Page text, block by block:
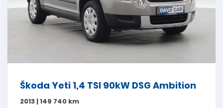
Škoda Yeti 1,4 TSI 90kW DSG Ambition
2013 | 149 740 km